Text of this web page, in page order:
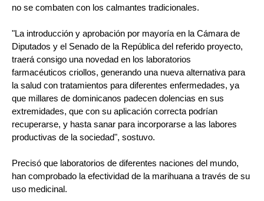
no se combaten con los calmantes tradicionales.
"La introducción y aprobación por mayoría en la Cámara de
Diputados y el Senado de la República del referido proyecto,
traerá consigo una novedad en los laboratorios
farmacéuticos criollos, generando una nueva alternativa para
la salud con tratamientos para diferentes enfermedades, ya
que millares de dominicanos padecen dolencias en sus
extremidades, que con su aplicación correcta podrían
recuperarse, y hasta sanar para incorporarse a las labores
productivas de la sociedad", sostuvo.
Precisó que laboratorios de diferentes naciones del mundo,
han comprobado la efectividad de la marihuana a través de su
uso medicinal.